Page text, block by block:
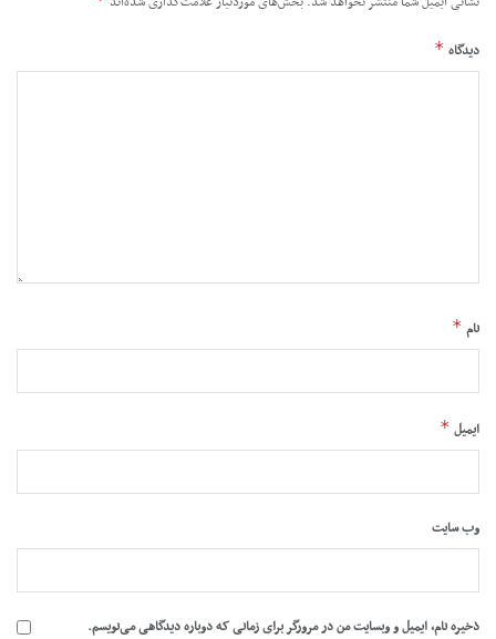
دیدگاه *
نام *
ایمیل *
وب‌ سایت
ذخیره نام، ایمیل و وبسایت من در مرورگر برای زمانی که دوباره دیدگاهی می‌نویسم.